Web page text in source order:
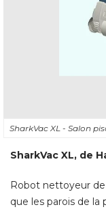
SharkVac XL - Salon
SharkVac XL, de
Robot nettoyeur
que les parois de la